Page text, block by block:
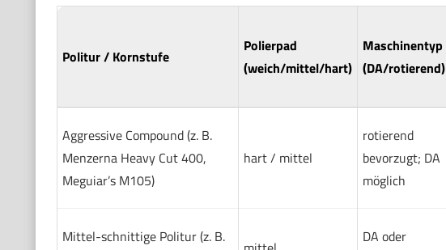
Politur / Kornstufe
Polierpad
(weich/mittel/hart)
Maschinentyp
(DA/rotierend)
Aggressive Compound (z. B.
Menzerna Heavy Cut 400,
Meguiar’s M105)
hart / mittel
rotierend
bevorzugt; DA
möglich
Mittel-schnittige Politur (z. B.
DA oder